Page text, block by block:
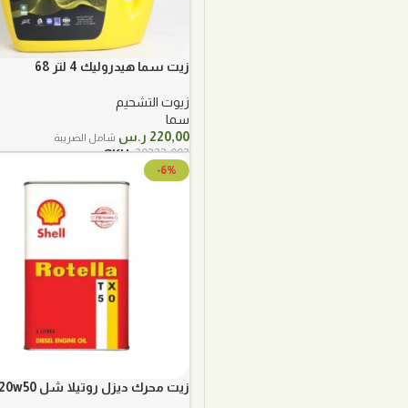
زيت سما هيدروليك 4 لتر 68
زيوت التشحيم
سما
220,00 ر.س شامل الضريبة
SKU:20222-002
-6%
زيت محرك ديزل روتيلا شل 20w50